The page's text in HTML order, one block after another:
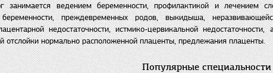
занимается ведением беременности, профилактикой и лечением
преждевременных родов, выкидыша,
недостаточности, истмико-цервикальной
отслойки нормально расположенной плаценты, предлежания плаценты.
Популярные